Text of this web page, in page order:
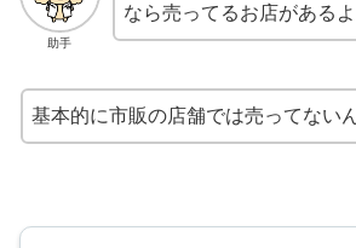
助手
なら売ってるお店があるよ
基本的に市販の店舗では売ってない